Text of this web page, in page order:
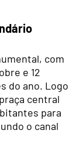
com
e 12
do ano. Logo
central
para
o canal